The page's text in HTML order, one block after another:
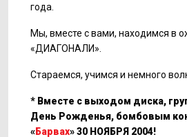
года.
Мы, вместе с вами, находимся в
«ДИАГОНАЛИ».
Стараемся, учимся и немного
* Вместе с выходом диска,
День Рожденья, бомбовым
«Барвах» 30 НОЯБРЯ 2004!